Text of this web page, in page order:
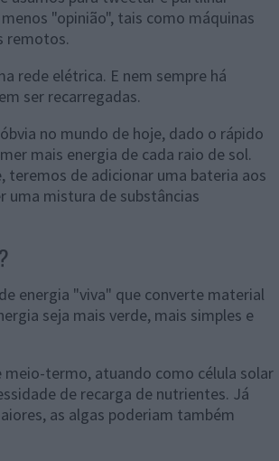
"opinião", tais como máquinas
remotos.
rede elétrica. E nem sempre há
ser recarregadas.
no mundo de hoje, dado o rápido
mais energia de cada raio de sol.
teremos de adicionar uma bateria aos
uma mistura de substâncias
energia "viva" que converte material
seja mais verde, mais simples e
meio-termo, atuando como célula solar
de recarga de nutrientes. Já
as algas poderiam também